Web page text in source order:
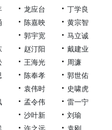
龙应台
丁学良
陈嘉映
黄宗智
郭宇宽
马立诚
赵汀阳
戴建业
王海光
周濂
陈奉孝
郭世佑
袁伟时
史啸虎
孟令伟
雷一宁
沙叶新
刘瑜